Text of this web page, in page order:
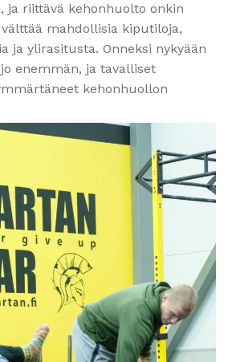
ja riittävä kehonhuolto onkin
mahdollisia kiputiloja,
ja ylirasitusta. Onneksi nykyään
enemmän, ja tavalliset
kehonhuollon